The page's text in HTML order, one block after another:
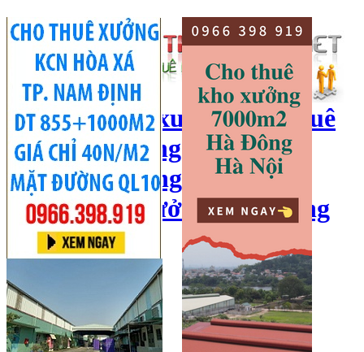
cho thuê kho xưởng, cho thuê
kho, kho xưởng hà nội, cho
thuê nhà xưởng, cho thuê
xưởng, kho xưởng hải dương
Hotline:0966 398 919
Đăng ký
Đăng tin bán/cho thuê